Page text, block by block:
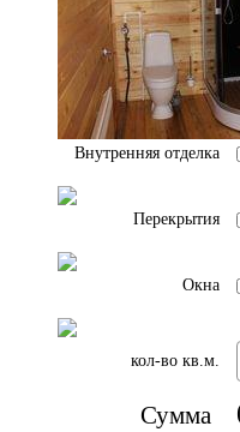
Внутренняя отделка
Перекрытия
Окна
кол-во кв.м.
Сумма